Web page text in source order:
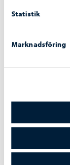
Statistik
Marknadsföring